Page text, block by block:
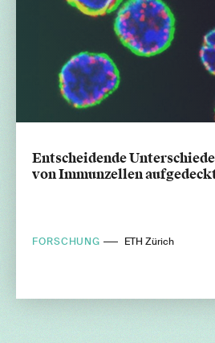
Entscheidende
von Immunzellen
FORSCHUNG ETH Zürich